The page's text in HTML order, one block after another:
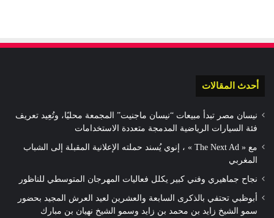
أحدث المقالات
نيسان مصر تبدأ مبيعات “نيسان ماجنيت” المجمعة محليًا، وتُعِيد تعريف
فئة السيارات الرياضية المدمجة متعددة الاستخدامات
مع « The Next Ad » ، إنوي يُسند حملته الإعلانية المقبلة إلى الشباب
المغربي
نجاح جماهيري وفني كبير يكلل فعاليات المهرجان المتوسطي للناظور
أبوظبي تحتفي بالذكرى السابعة والعشرين لعيد العرش المجيد بحضور
سمو الشيخ زايد بن محمد بن زايد وسمو الشيخ نهيان بن مبارك